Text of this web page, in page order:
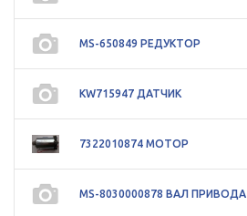
MS-650849 РЕДУКТОР
KW715947 ДАТЧИК
7322010874 МОТОР
MS-8030000878 ВАЛ ПРИВОДА